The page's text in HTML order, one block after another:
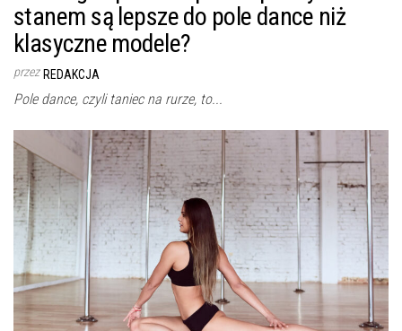
stanem są lepsze do pole dance niż
klasyczne modele?
przez REDAKCJA
Pole dance, czyli taniec na rurze, to...